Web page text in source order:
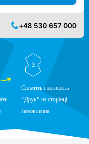
+48 530 657 000
3
Сплатіть і натисніть
"Друк" на сторінці
замовлення